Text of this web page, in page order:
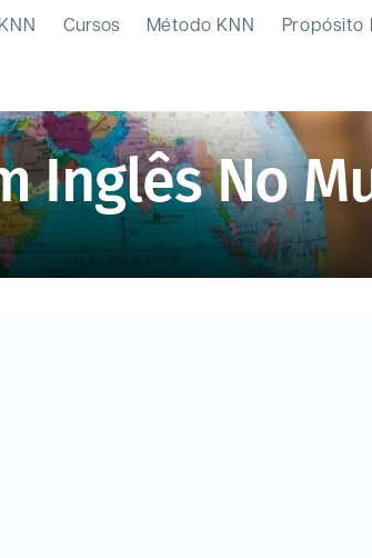
Cursos Método KNN Propósito
Inglês No